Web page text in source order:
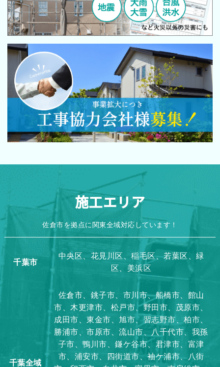
施工エリア
佐倉市を拠点に関東全域対応しています！
千葉市
中央区、花見川区、稲毛区、若葉区、緑
区、美浜区
千葉全域
佐倉市、銚子市、市川市、船橋市、館山
市、木更津市、松戸市、野田市、茂原市、
成田市、東金市、旭市、習志野市、柏市、
勝浦市、市原市、流山市、八千代市、我孫
子市、鴨川市、鎌ケ谷市、君津市、富津
市、浦安市、四街道市、袖ケ浦市、八街